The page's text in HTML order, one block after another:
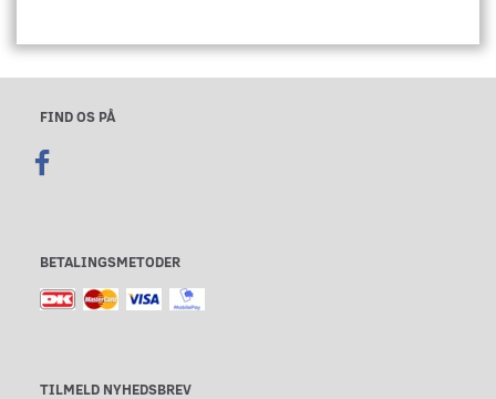
FIND OS PÅ
BETALINGSMETODER
TILMELD NYHEDSBREV